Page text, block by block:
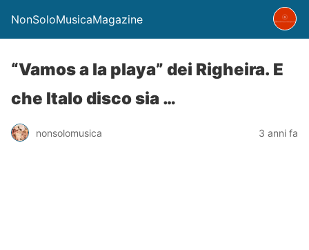
NonSoloMusicaMagazine
“Vamos a la playa” dei Righeira. E
che Italo disco sia …
nonsolomusica 3 anni fa